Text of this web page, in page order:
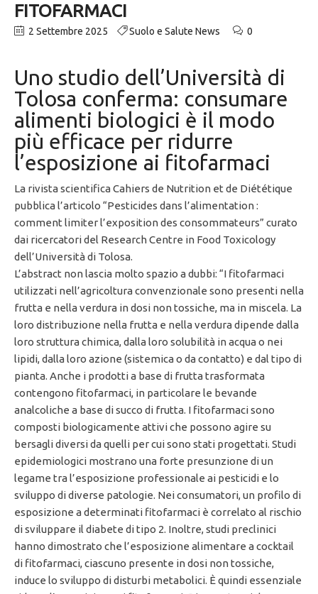
FITOFARMACI
2 Settembre 2025 Suolo e Salute News 0
Uno studio dell’Università di
Tolosa conferma: consumare
alimenti biologici è il modo
più efficace per ridurre
l’esposizione ai fitofarmaci
La rivista scientifica Cahiers de Nutrition et de Diététique
pubblica l’articolo “Pesticides dans l’alimentation :
comment limiter l’exposition des consommateurs” curato
dai ricercatori del Research Centre in Food Toxicology
dell’Università di Tolosa.
L’abstract non lascia molto spazio a dubbi: “I fitofarmaci
utilizzati nell’agricoltura convenzionale sono presenti nella
frutta e nella verdura in dosi non tossiche, ma in miscela. La
loro distribuzione nella frutta e nella verdura dipende dalla
loro struttura chimica, dalla loro solubilità in acqua o nei
lipidi, dalla loro azione (sistemica o da contatto) e dal tipo di
pianta. Anche i prodotti a base di frutta trasformata
contengono fitofarmaci, in particolare le bevande
analcoliche a base di succo di frutta. I fitofarmaci sono
composti biologicamente attivi che possono agire su
bersagli diversi da quelli per cui sono stati progettati. Studi
epidemiologici mostrano una forte presunzione di un
legame tra l’esposizione professionale ai pesticidi e lo
sviluppo di diverse patologie. Nei consumatori, un profilo di
esposizione a determinati fitofarmaci è correlato al rischio
di sviluppare il diabete di tipo 2. Inoltre, studi preclinici
hanno dimostrato che l’esposizione alimentare a cocktail
di fitofarmaci, ciascuno presente in dosi non tossiche,
induce lo sviluppo di disturbi metabolici. È quindi essenziale